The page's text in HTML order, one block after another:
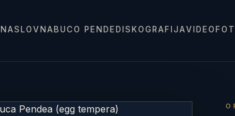
NASLOVNABUCO PENDEDISKOGRAFIJAVIDEO